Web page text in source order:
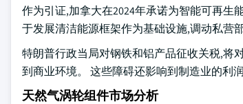
作为引证,加拿大在2024年承诺为智能可再生
于发展清洁能源框架作为基础设施,调动私营
特朗普行政当局对钢铁和铝产品征收关税,将
到商业环境。 这些障碍还影响到制造业的利
天然气涡轮组件市场分析